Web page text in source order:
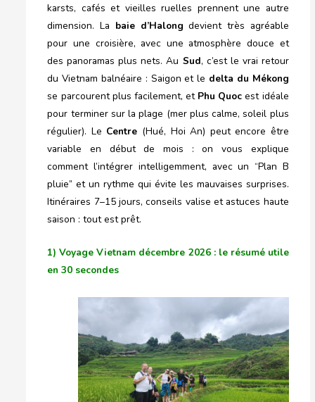
karsts, cafés et vieilles ruelles prennent une autre
dimension. La baie d’Halong devient très agréable
pour une croisière, avec une atmosphère douce et
des panoramas plus nets. Au Sud, c’est le vrai retour
du Vietnam balnéaire : Saigon et le delta du Mékong
se parcourent plus facilement, et Phu Quoc est idéale
pour terminer sur la plage (mer plus calme, soleil plus
régulier). Le Centre (Hué, Hoi An) peut encore être
variable en début de mois : on vous explique
comment l’intégrer intelligemment, avec un “Plan B
pluie” et un rythme qui évite les mauvaises surprises.
Itinéraires 7–15 jours, conseils valise et astuces haute
saison : tout est prêt.
1) Voyage Vietnam décembre 2026 : le résumé utile
en 30 secondes